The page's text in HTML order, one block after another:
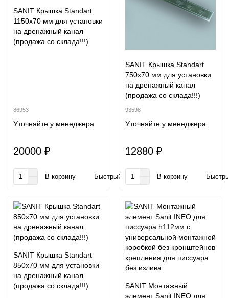
SANIT Крышка Standart
1150x70 мм для установки
на дренажный канал
(продажа со склада!!!)
86953
Уточняйте у менеджера
20000 ₽
В корзину Быстрый заказ
SANIT Крышка Standart
750x70 мм для установки
на дренажный канал
(продажа со склада!!!)
93598
Уточняйте у менеджера
12880 ₽
В корзину
SANIT Крышка Standart
850x70 мм для установки
на дренажный канал
(продажа со склада!!!)
SANIT Монтажный
элемент Sanit INEO для